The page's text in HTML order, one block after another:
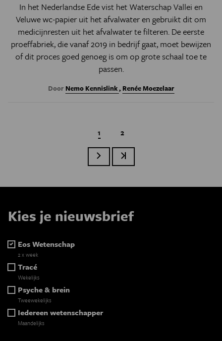
In het Nederlandse Ede vist het Waterschap Vallei en
Veluwe wc-papier uit het afvalwater en gebruikt dit om
medicijnresten uit het afvalwater te filteren. De eerste
proeffabriek, die vanaf 2019 in bedrijf gaat, moet bewijzen
of dit proces goed genoeg is om op grote schaal toe te
passen.
Door Nemo Kennislink, Renée Moezelaar
Paginatie
Huidige pagina
1 Page
2
Volgende paginaLaatste pagina
Kies je nieuwsbrief
Eos Wetenschap
2 x week
Tracé
Wekelijks
Psyche & brein
Tweewekelijks
Iedereen wetenschapper
Maandelijks